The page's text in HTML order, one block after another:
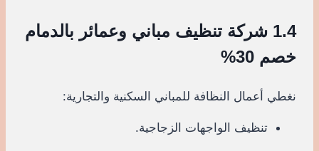
1.4 شركة تنظيف مباني وعمائر بالدمام
خصم 30%
نغطي أعمال النظافة للمباني السكنية والتجارية:
تنظيف الواجهات الزجاجية.